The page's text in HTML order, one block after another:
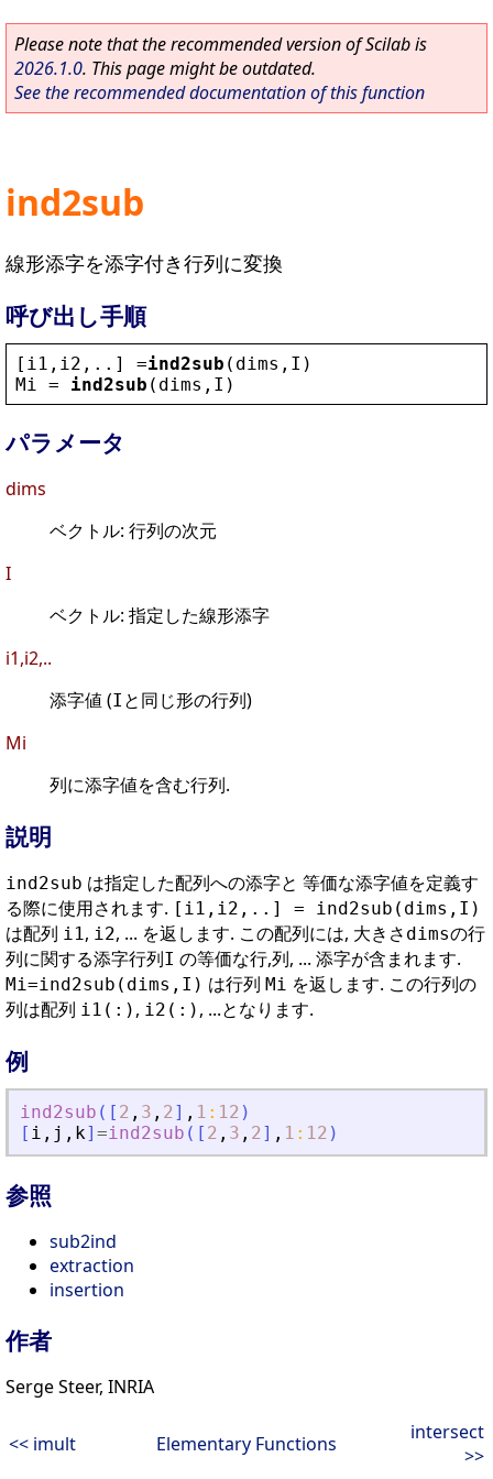
Please note that the recommended version of Scilab is
2026.1.0. This page might be outdated.
See the recommended documentation of this function
ind2sub
線形添字を添字付き行列に変換
呼び出し手順
[ i1 , i2 ,..] =ind2sub ( dims , I )
Mi
= ind2sub ( dims , I )
パラメータ
dims
ベクトル: 行列の次元
I
ベクトル: 指定した線形添字
i1,i2,..
添字値 (I と同じ形の行列)
Mi
列に添字値を含む行列.
説明
ind2sub は指定した配列への添字と 等価な添字値を定義す
る際に使用されます. [i1,i2,..] = ind2sub(dims,I)
は配列 i1, i2, ... を返します. この配列には, 大きさ dimsの行
列に関する添字行列I の等価な行,列, ... 添字が含まれます.
Mi=ind2sub(dims,I) は行列 Mi を返します. この行列の
列は配列 i1(:) , i2(:) , ...となります.
例
ind2sub ( [ 2 , 3 , 2] , 1 : 12 )
[ i , j , k] =ind2sub ( [ 2 , 3 , 2] , 1 : 12 )
参照
sub2ind
extraction
insertion
作者
Serge Steer, INRIA
<< imult Elementary Functions
intersect
>>